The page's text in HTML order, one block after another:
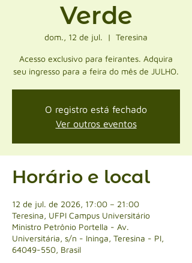
Verde
dom., 12 de jul.
  |
Teresina
Acesso exclusivo para feirantes. Adquira
seu ingresso para a feira do mês de JULHO.
O registro está fechado
Ver outros eventos
Horário e local
12 de jul. de 2026, 17:00 – 21:00
Teresina, UFPI Campus Universitário
Ministro Petrônio Portella - Av.
Universitária, s/n - Ininga, Teresina - PI,
64049-550, Brasil